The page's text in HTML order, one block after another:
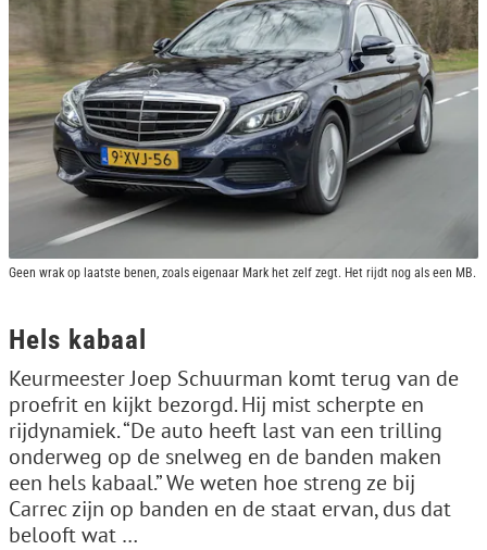
Geen wrak op laatste benen, zoals eigenaar Mark het zelf zegt. Het rijdt nog als een MB.
Hels kabaal
Keurmeester Joep Schuurman komt terug van de
proefrit en kijkt bezorgd. Hij mist scherpte en
rijdynamiek. “De auto heeft last van een trilling
onderweg op de snelweg en de banden maken
een hels kabaal.” We weten hoe streng ze bij
Carrec zijn op banden en de staat ervan, dus dat
belooft wat …